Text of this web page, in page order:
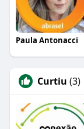
Paula Antonacci
Curtiu (3)